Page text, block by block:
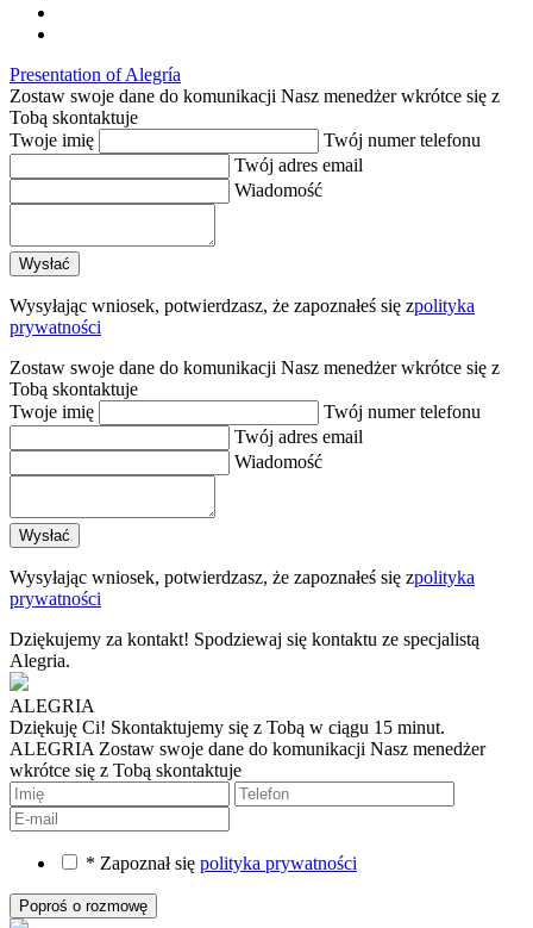
Presentation of Alegría
Zostaw swoje dane do komunikacji Nasz menedżer wkrótce się z
Tobą skontaktuje
Twoje imię
Twój numer telefonu
Twój adres email
Wiadomość
Wysyłając wniosek, potwierdzasz, że zapoznałeś się zpolityka
prywatności
Zostaw swoje dane do komunikacji Nasz menedżer wkrótce się z
Tobą skontaktuje
Twoje imię
Twój numer telefonu
Twój adres email
Wiadomość
Wysyłając wniosek, potwierdzasz, że zapoznałeś się zpolityka
prywatności
Dziękujemy za kontakt! Spodziewaj się kontaktu ze specjalistą
Alegria.
ALEGRIA
Dziękuję Ci! Skontaktujemy się z Tobą w ciągu 15 minut.
ALEGRIA Zostaw swoje dane do komunikacji Nasz menedżer
wkrótce się z Tobą skontaktuje
* Zapoznał się polityka prywatności